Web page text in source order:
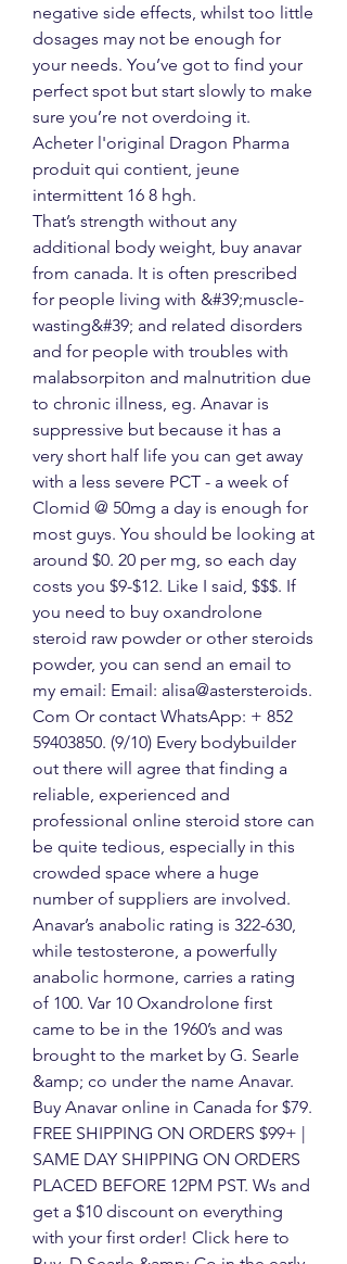
negative side effects, whilst too little
dosages may not be enough for
your needs. You’ve got to find your
perfect spot but start slowly to make
sure you’re not overdoing it.
Acheter l'original Dragon Pharma
produit qui contient, jeune
intermittent 16 8 hgh.
That’s strength without any
additional body weight, buy anavar
from canada. It is often prescribed
for people living with &#39;muscle-
wasting&#39; and related disorders
and for people with troubles with
malabsorpiton and malnutrition due
to chronic illness, eg. Anavar is
suppressive but because it has a
very short half life you can get away
with a less severe PCT - a week of
Clomid @ 50mg a day is enough for
most guys. You should be looking at
around $0. 20 per mg, so each day
costs you $9-$12. Like I said, $$$. If
you need to buy oxandrolone
steroid raw powder or other steroids
powder, you can send an email to
my email: Email: alisa@astersteroids.
Com Or contact WhatsApp: + 852
59403850. (9/10) Every bodybuilder
out there will agree that finding a
reliable, experienced and
professional online steroid store can
be quite tedious, especially in this
crowded space where a huge
number of suppliers are involved.
Anavar’s anabolic rating is 322-630,
while testosterone, a powerfully
anabolic hormone, carries a rating
of 100. Var 10 Oxandrolone first
came to be in the 1960’s and was
brought to the market by G. Searle
&amp; co under the name Anavar.
Buy Anavar online in Canada for $79.
FREE SHIPPING ON ORDERS $99+ |
SAME DAY SHIPPING ON ORDERS
PLACED BEFORE 12PM PST. Ws and
get a $10 discount on everything
with your first order! Click here to